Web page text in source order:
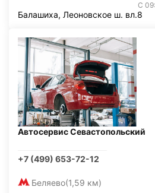
С
Балашиха, Леоновское ш. вл.8
Автосервис Севастопольский
+7 (499) 653-72-12
Беляево(1,59 км)